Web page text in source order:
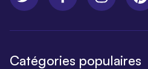
Catégories populaires